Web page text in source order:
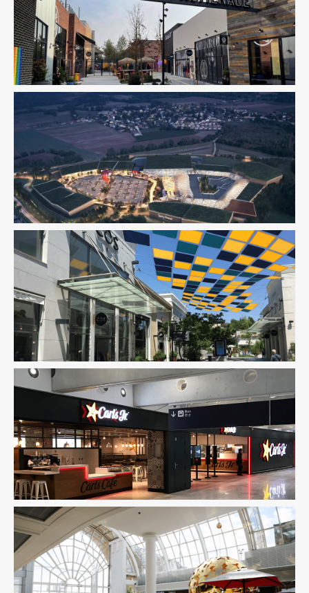
Fluides Immobilier Commercial Ingenierie TCE Structure
VRD
AMO Immobilier Commercial
Immobilier Commercial Ingenierie TCE Pilotage D'opération
/ MOEX
BIM / CIM / TIM Fluides Immobilier Commercial Ingenierie
TCE Pilotage D'opération / MOEX Structure VRD
Immobilier Commercial Ingenierie TCE Pilotage D'opération
/ MOEX